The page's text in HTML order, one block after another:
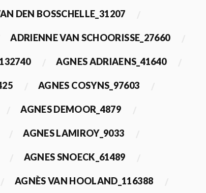
DEN BOSSCHELLE_31207
ADRIENNE VAN SCHOORISSE_27660
AGNES ADRIAENS_41640
AGNES COSYNS_97603
AGNES DEMOOR_4879
AGNES LAMIROY_9033
AGNES SNOECK_61489
AGNÈS VAN HOOLAND_116388